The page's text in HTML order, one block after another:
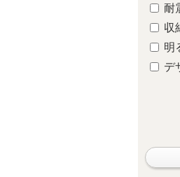
耐
収
明
デ
シ
防